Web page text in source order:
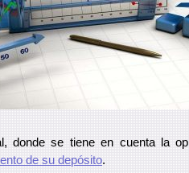
donde se tiene en cuenta la
de su depósito.